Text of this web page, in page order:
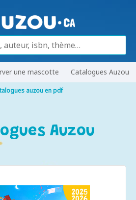
une mascotte Catalogues Auzou
auzou en pdf
Auzou